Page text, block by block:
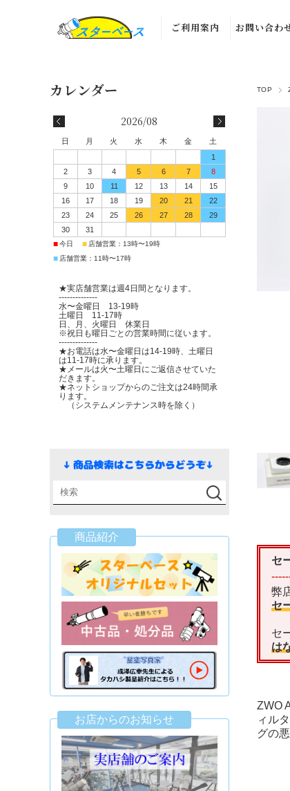
ご利用案内 お問い合わ
TOP
セ
弊
セ
セ
は
ZWO
ィル
グの
2026/08
日 月 火 水 木 金
土
1
2
3 4 5 6 7
8
9
10 11 12 13 14
15
16
17 18 19 20 21
22
23
24 25 26 27 28
29
30
31
■今日 ■ 店舗営業：13時〜19時
■ 店舗営業：11時〜17時
★実店舗営業は週4日間となります。
--------------
水〜金曜日 13-19時
土曜日 11-17時
日、月、火曜日 休業日
※祝日も曜日ごとの営業時間に従います。
--------------
★お電話は水〜金曜日は14-19時、土曜日
は11-17時に承ります。
★メールは火〜土曜日にご返信させていた
だきます。
★ネットショップからのご注文は24時間承
ります。
（システムメンテナンス時を除く）
商品紹介
お店からのお知らせ